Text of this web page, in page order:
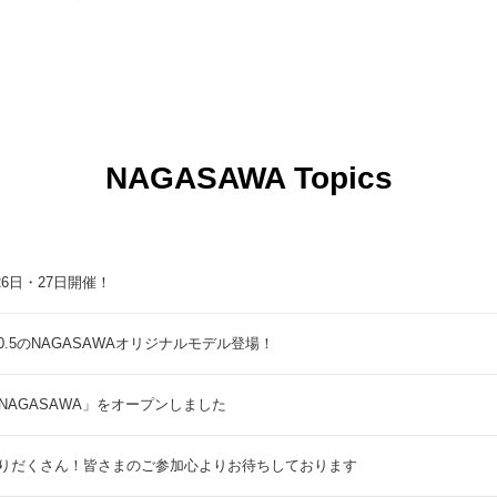
NAGASAWA Topics
・27日開催！
のNAGASAWAオリジナルモデル登場！
」をオープンしました
だくさん！皆さまのご参加心よりお待ちしております